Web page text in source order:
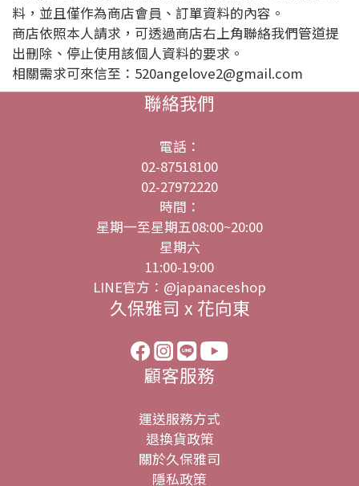
料，並且僅作為商店會員、訂單資料的內容。
商店依照本人請求，可透過商店右上角聯絡我們管道提
出刪除、停止使用該個人資料的要求。
相關需求可來信至：520angelove2@gmail.com
聯絡我們
電話：
02-87518100
02-27972220
時間：
星期一至星期五08:00~20:00
星期六
11:00-19:00
LINE官方：@japanaceshop
久保雅司 x 花向東
顧客服務
運送服務方式
退換貨政策
關於久保雅司
隱私政策